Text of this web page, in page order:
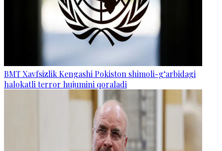
BMT Xavfsizlik Kengashi Pokiston shimoli-g‘arbidagi
halokatli terror hujumini qoraladi